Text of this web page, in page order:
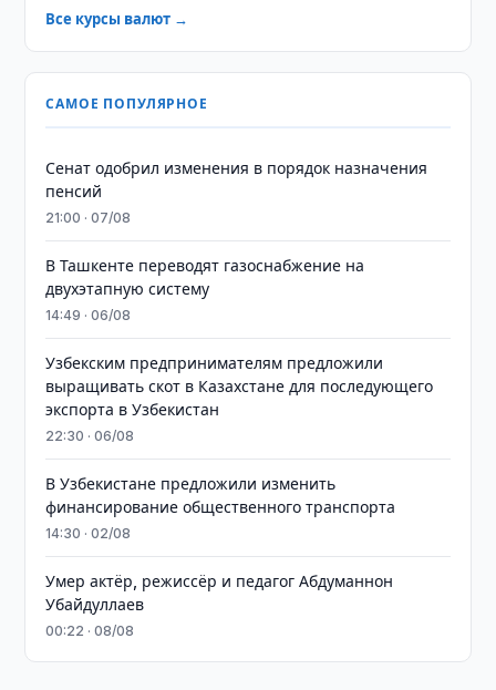
Все курсы валют →
САМОЕ ПОПУЛЯРНОЕ
Сенат одобрил изменения в порядок назначения
пенсий
21:00 · 07/08
В Ташкенте переводят газоснабжение на
двухэтапную систему
14:49 · 06/08
Узбекским предпринимателям предложили
выращивать скот в Казахстане для последующего
экспорта в Узбекистан
22:30 · 06/08
В Узбекистане предложили изменить
финансирование общественного транспорта
14:30 · 02/08
Умер актёр, режиссёр и педагог Абдуманнон
Убайдуллаев
00:22 · 08/08